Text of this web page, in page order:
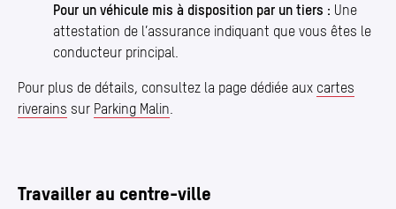
Pour un véhicule mis à disposition par un tiers : Une
attestation de l’assurance indiquant que vous êtes le
conducteur principal.
Pour plus de détails, consultez la page dédiée aux cartes
riverains sur Parking Malin
Travailler au centre-ville